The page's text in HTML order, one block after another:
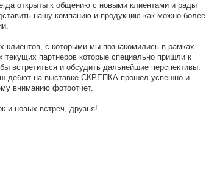
открыты к общению с новыми клиентами и рады
нашу компанию и продукцию как можно более
клиентов, с которыми мы познакомились в рамках
текущих партнеров которые специально пришли к
встретиться и обсудить дальнейшие перспективы.
дебют на выставке СКРЕПКА прошел успешно и
вниманию фотоотчет.
и новых встреч, друзья!